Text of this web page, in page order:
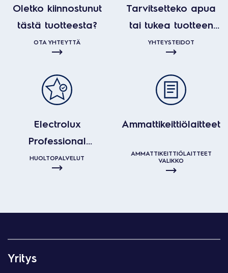
Oletko kiinnostunut
tästä tuotteesta?
OTA YHTEYTTÄ
Tarvitsetteko apua
tai tukea tuotteen
kanssa?
YHTEYSTEIDOT
Electrolux
Professional
huoltopalvelut
HUOLTOPALVELUT
Ammattikeittiölaitteet
AMMATTIKEITTIÖLAITTEET
VALIKKO
Yritys